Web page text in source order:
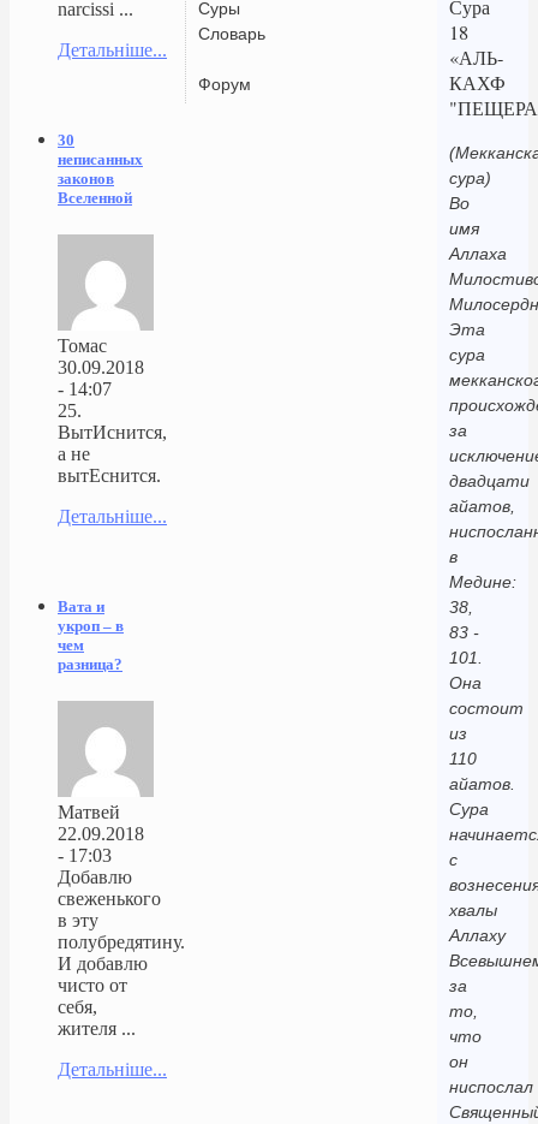
Суры
Словарь
Форум
Сура
18
«АЛЬ-
КАХФ
сура)
Во
имя
Аллаха
Эта
сура
за
двадцати
айатов,
в
Медине:
38,
83 -
101.
Она
состоит
из
110
айатов.
Сура
с
хвалы
Аллаху
за
то,
что
он
ниспослал
narcissi ...
Детальніше...
30
неписанных
законов
Вселенной
Томас
30.09.2018
- 14:07
25.
ВытИснится,
а не
вытЕснится.
Детальніше...
Вата и
укроп – в
чем
разница?
Матвей
22.09.2018
- 17:03
Добавлю
свеженького
в эту
полубредятину.
И добавлю
чисто от
себя,
жителя ...
Детальніше...